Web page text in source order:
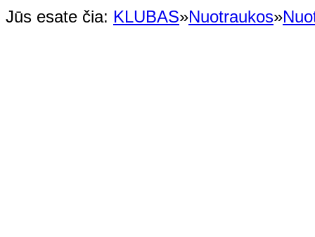
Jūs esate čia: KLUBAS»Nuotraukos»